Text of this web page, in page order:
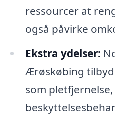
ressourcer at
også påvirke
Ekstra ydelser:
Ærøskøbing
som pletfjernelse,